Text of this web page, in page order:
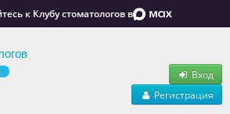
к Клубу стоматологов в
Вход
Регистрация